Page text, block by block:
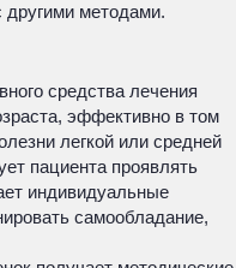
другими методами.
средства лечения
эффективно в том
легкой или средней
пациента проявлять
индивидуальные
самообладание,